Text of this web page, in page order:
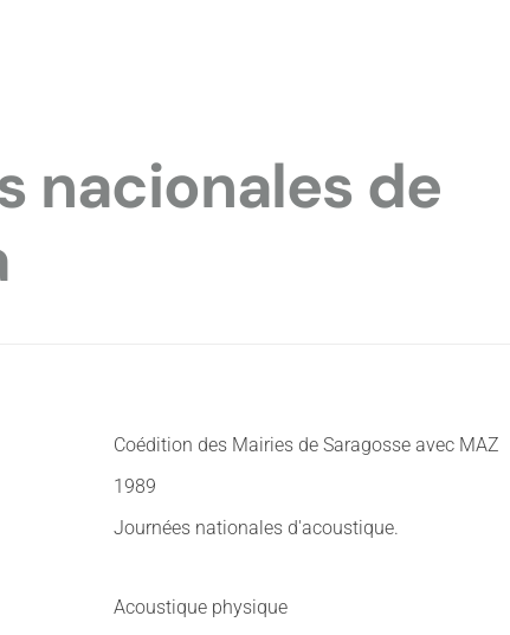
nacionales de
Coédition des Mairies de Saragosse avec MAZ
1989
Journées nationales d'acoustique.
Acoustique physique